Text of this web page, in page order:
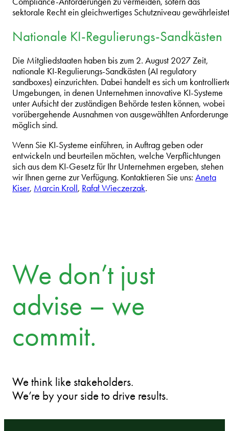
sektorale Recht ein gleichwertiges Schutzniveau
Nationale KI-Regulierungs-Sandkästen
Die Mitgliedstaaten haben bis zum 2. August 2027 Zeit,
nationale KI-Regulierungs-Sandkästen (AI regulatory
sandboxes) einzurichten. Dabei handelt es sich um
Umgebungen, in denen Unternehmen innovative KI-Systeme
unter Aufsicht der zuständigen Behörde testen können, wobei
vorübergehende Ausnahmen von ausgewählten
möglich sind.
Wenn Sie KI-Systeme einführen, in Auftrag geben oder
entwickeln und beurteilen möchten, welche Verpflichtungen
sich aus dem KI-Gesetz für Ihr Unternehmen ergeben, stehen
wir Ihnen gerne zur Verfügung. Kontaktieren Sie uns: Aneta
Kiser, Marcin Kroll, Rafał Wieczerzak.
We don’t just
advise – we
commit.
We think like stakeholders.
We’re by your side to drive results.